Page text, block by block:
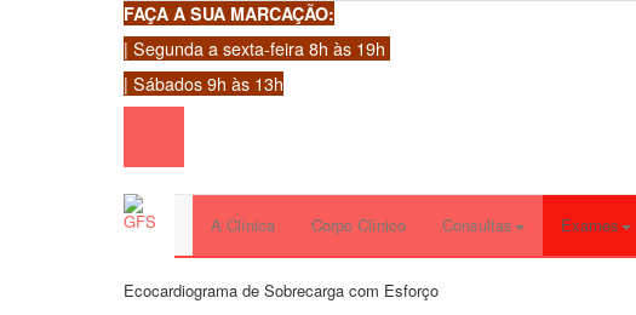
FAÇA A SUA MARCAÇÃO:
| Segunda a sexta-feira 8h às 19h
| Sábados 9h às 13h
A Clínica Corpo Clínico Consultas Exames
Ecocardiograma de Sobrecarga com Esforço